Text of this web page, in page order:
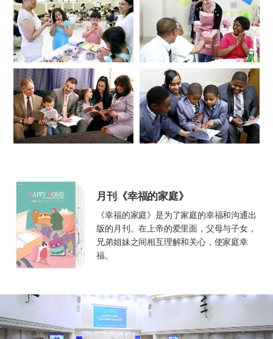
月刊《幸福的家庭》
《幸福的家庭》是为了家庭的幸福和沟通出
版的月刊。在上帝的爱里面，父母与子女，
兄弟姐妹之间相互理解和关心，使家庭幸
福。